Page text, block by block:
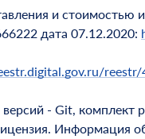
и
дата 07.12.2020:
reestr/
- Git, комплект
Информация